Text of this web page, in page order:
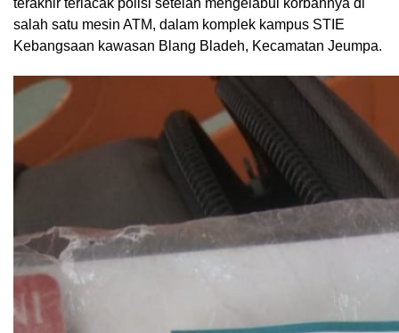
terakhir terlacak polisi setelah mengelabui korbannya di
salah satu mesin ATM, dalam komplek kampus STIE
Kebangsaan kawasan Blang Bladeh, Kecamatan Jeumpa.